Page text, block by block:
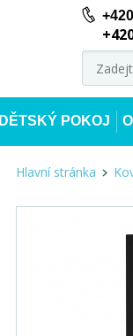
DĚTSKÝ POKOJ
Hlavní stránka